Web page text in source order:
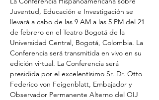
Juventud, Educación e Investigación se
llevará a cabo de las 9 AM a las 5 PM del 21
de febrero en el Teatro Bogotá de la
Universidad Central, Bogotá, Colombia. La
Conferencia será transmitida en vivo en su
edición virtual. La Conferencia será
presidida por el excelentísimo Sr. Dr. Otto
Federico von Feigenblatt, Embajador y
Observador Permanente Alterno del OIJ